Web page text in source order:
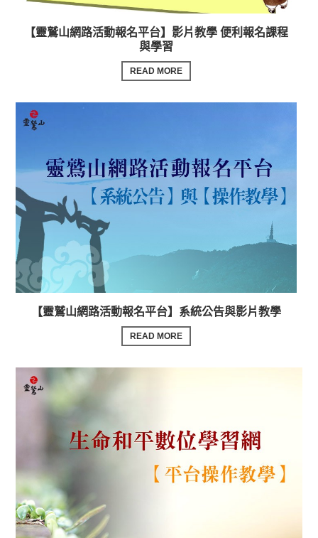
【靈鷲山網路活動報名平台】影片教學 便利報名課程
與學習
READ MORE
【靈鷲山網路活動報名平台】系統公告與影片教學
READ MORE